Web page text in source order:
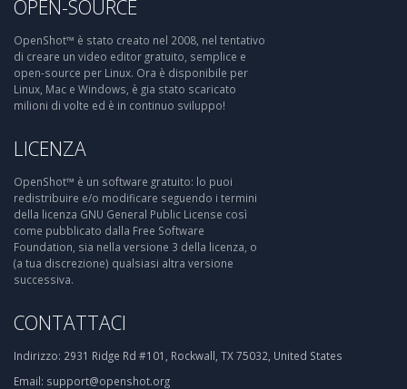
OPEN-SOURCE
OpenShot™ è stato creato nel 2008, nel tentativo
di creare un video editor gratuito, semplice e
open-source per Linux. Ora è disponibile per
Linux, Mac e Windows, è gia stato scaricato
milioni di volte ed è in continuo sviluppo!
LICENZA
OpenShot™ è un software gratuito: lo puoi
redistribuire e/o modificare seguendo i termini
della licenza GNU General Public License così
come pubblicato dalla Free Software
Foundation, sia nella versione 3 della licenza, o
(a tua discrezione) qualsiasi altra versione
successiva.
CONTATTACI
Indirizzo: 2931 Ridge Rd #101, Rockwall, TX 75032, United States
Email: support@openshot.org